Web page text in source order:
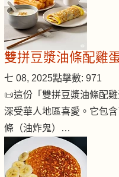
雙拼豆漿油條配雞
七 08, 2025點擊數: 971
📜這份「雙拼豆漿油條配
深受華人地區喜愛。它包
條（油炸鬼）…